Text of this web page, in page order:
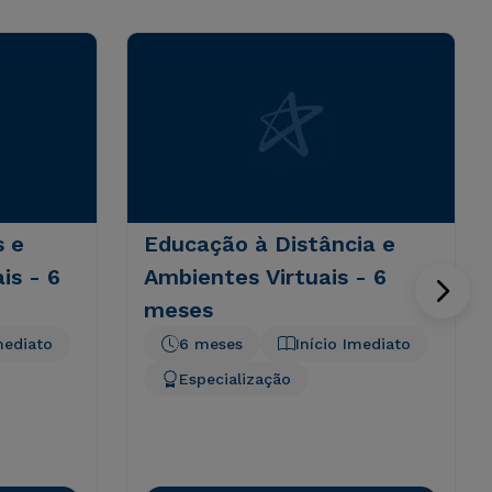
e
- 6
Educação à Distância e
Ambientes Virtuais - 6
meses
Início Imediato
6 meses
Especialização